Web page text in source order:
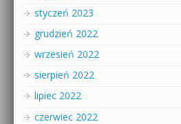
styczeń 2023
grudzień 2022
wrzesień 2022
sierpień 2022
lipiec 2022
czerwiec 2022